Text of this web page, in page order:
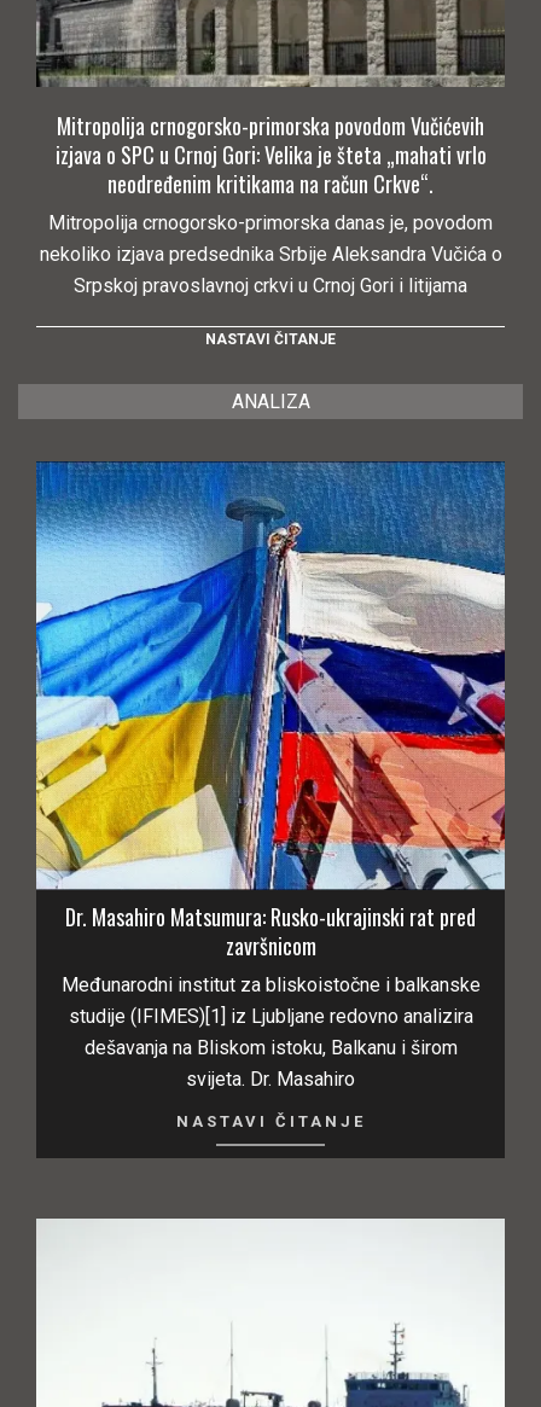
Mitropolija crnogorsko-primorska povodom Vučićevih
izjava o SPC u Crnoj Gori: Velika je šteta „mahati vrlo
neodređenim kritikama na račun Crkve“.
Mitropolija crnogorsko-primorska danas je, povodom
nekoliko izjava predsednika Srbije Aleksandra Vučića o
Srpskoj pravoslavnoj crkvi u Crnoj Gori i litijama
NASTAVI ČITANJE
ANALIZA
Dr. Masahiro Matsumura: Rusko-ukrajinski rat pred
završnicom
Međunarodni institut za bliskoistočne i balkanske
studije (IFIMES)[1] iz Ljubljane redovno analizira
dešavanja na Bliskom istoku, Balkanu i širom
svijeta. Dr. Masahiro
NASTAVI ČITANJE